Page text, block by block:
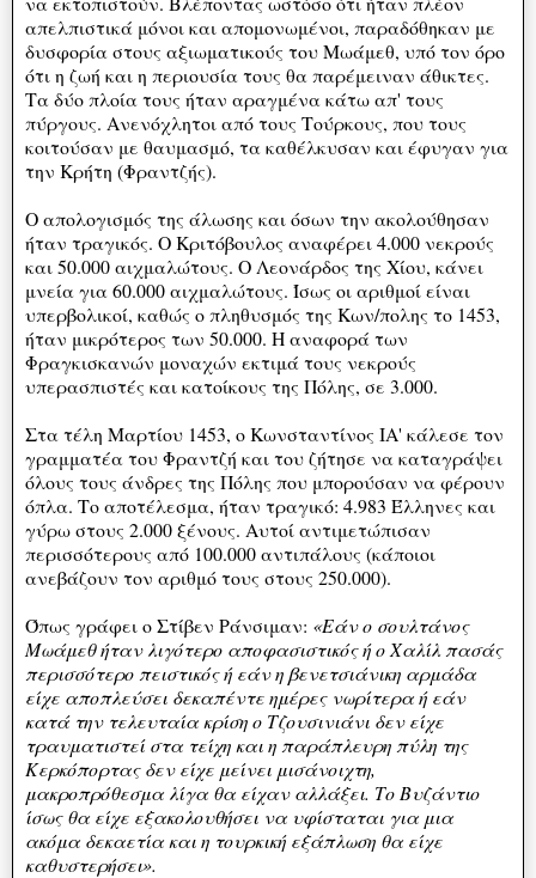
απελπιστικά μόνοι και απομονωμένοι, παραδόθηκαν με
δυσφορία στους αξιωματικούς του Μωάμεθ, υπό τον όρο
ότι η ζωή και η περιουσία τους θα παρέμειναν άθικτες.
Τα δύο πλοία τους ήταν αραγμένα κάτω απ' τους
πύργους. Ανενόχλητοι από τους Τούρκους, που τους
κοιτούσαν με θαυμασμό, τα καθέλκυσαν και έφυγαν για
την Κρήτη (Φραντζής).
Ο απολογισμός της άλωσης και όσων την ακολούθησαν
ήταν τραγικός. Ο Κριτόβουλος αναφέρει 4.000 νεκρούς
και 50.000 αιχμαλώτους. Ο Λεονάρδος της Χίου, κάνει
μνεία για 60.000 αιχμαλώτους. Ίσως οι αριθμοί είναι
υπερβολικοί, καθώς ο πληθυσμός της Κων/πολης το 1453,
ήταν μικρότερος των 50.000. Η αναφορά των
Φραγκισκανών μοναχών εκτιμά τους νεκρούς
υπερασπιστές και κατοίκους της Πόλης, σε 3.000.
Στα τέλη Μαρτίου 1453, ο Κωνσταντίνος ΙΑ' κάλεσε τον
γραμματέα του Φραντζή και του ζήτησε να καταγράψει
όλους τους άνδρες της Πόλης που μπορούσαν να φέρουν
όπλα. Το αποτέλεσμα, ήταν τραγικό: 4.983 Έλληνες και
γύρω στους 2.000 ξένους. Αυτοί αντιμετώπισαν
περισσότερους από 100.000 αντιπάλους (κάποιοι
ανεβάζουν τον αριθμό τους στους 250.000).
Όπως γράφει ο Στίβεν Ράνσιμαν: «Εάν ο σουλτάνος
Μωάμεθ ήταν λιγότερο αποφασιστικός ή ο Χαλίλ πασάς
περισσότερο πειστικός ή εάν η βενετσιάνικη αρμάδα
είχε αποπλεύσει δεκαπέντε ημέρες νωρίτερα ή εάν
κατά την τελευταία κρίση ο Τζουσινιάνι δεν είχε
τραυματιστεί στα τείχη και η παράπλευρη πύλη της
Κερκόπορτας δεν είχε μείνει μισάνοιχτη,
μακροπρόθεσμα λίγα θα είχαν αλλάξει. Το Βυζάντιο
ίσως θα είχε εξακολουθήσει να υφίσταται για μια
ακόμα δεκαετία και η τουρκική εξάπλωση θα είχε
καθυστερήσει».